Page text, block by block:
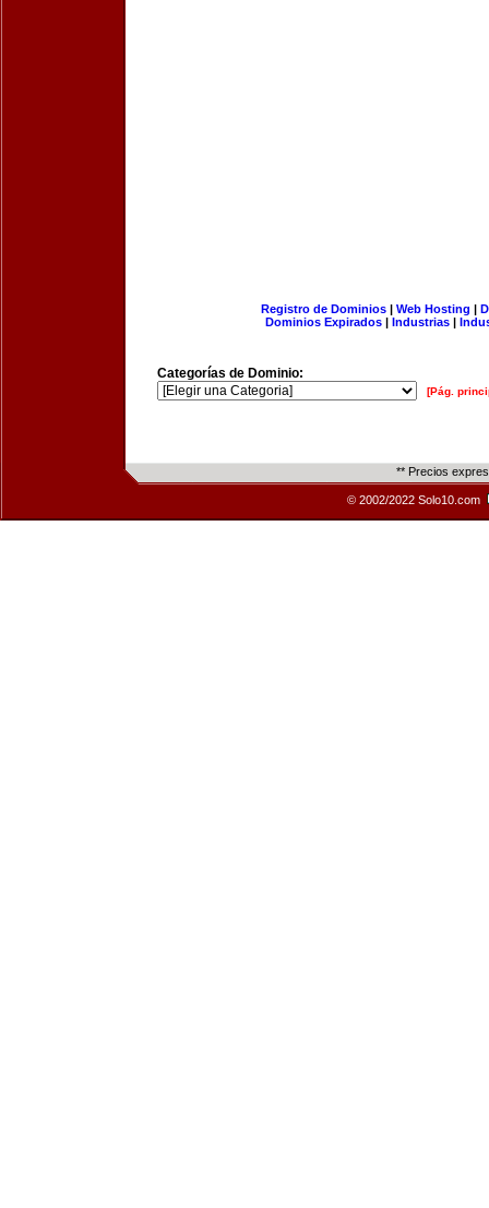
Registro de Dominios| Web Hosting |
Dominios Expirados | Industrias |
Categorías de Dominio:
[Pág.
** Precios
© 2002/2022 Solo10.com